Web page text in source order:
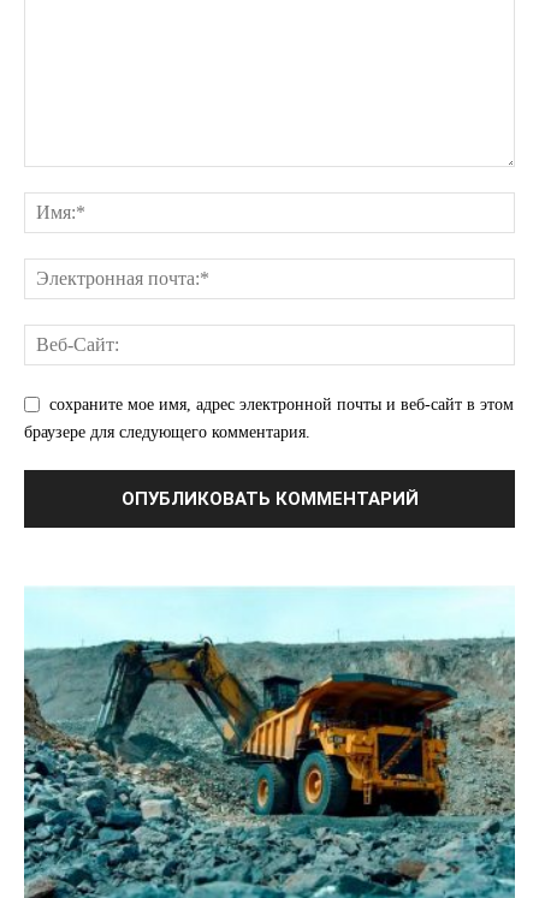
Подписка
Мой аккаунт
Реклама
Контакты
сохраните мое имя, адрес электронной почты и веб-сайт в этом
браузере для следующего комментария.